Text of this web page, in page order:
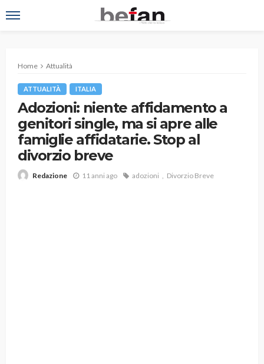
Home Attualità
ATTUALITÀ ITALIA
Adozioni: niente affidamento a
genitori single, ma si apre alle
famiglie affidatarie. Stop al
divorzio breve
Redazione 11 anni ago adozioni Divorzio Breve